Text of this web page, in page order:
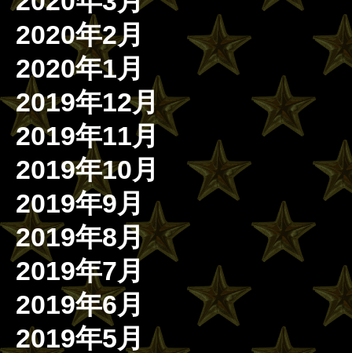
2020年2月
2020年1月
2019年12月
2019年11月
2019年10月
2019年9月
2019年8月
2019年7月
2019年6月
2019年5月